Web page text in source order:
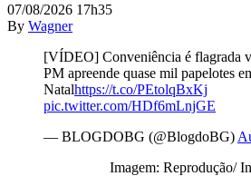
07/08/2026 17h35
By Wagner
[VÍDEO] Conveniência é flagrada
PM apreende quase mil papelotes
Natalhttps://t.co/PEtolqBxKj
pic.twitter.com/HDf6mLnjGE
— BLOGDOBG (@BlogdoBG)
Imagem: Reprodução/